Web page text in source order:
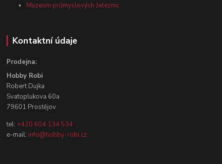
Muzeum průmyslových železnic
Kontaktní údaje
Prodejna:
Hobby Robi
Robert Dujka
Svatoplukova 60a
79601 Prostějov
tel: +420 604 134 534
e-mail: info@hobby-robi.cz